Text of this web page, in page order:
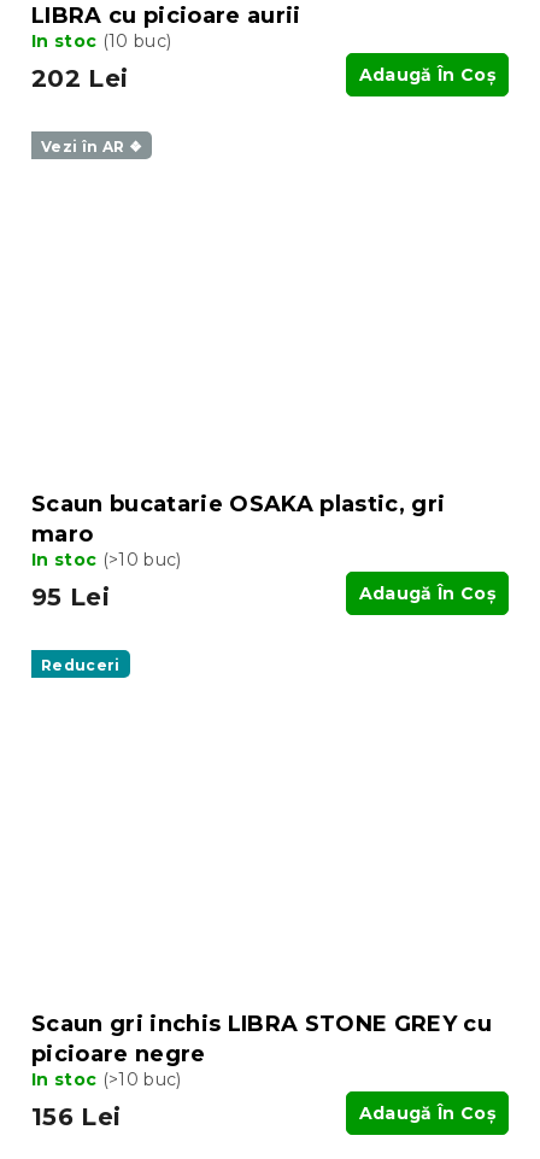
LIBRA cu picioare aurii
In stoc (10 buc)
202 Lei Adaugă În Coş
Vezi în AR ❖
Scaun bucatarie OSAKA plastic, gri
maro
In stoc (>10 buc)
95 Lei Adaugă În Coş
Reduceri
Scaun gri inchis LIBRA STONE GREY cu
picioare negre
In stoc (>10 buc)
156 Lei Adaugă În Coş